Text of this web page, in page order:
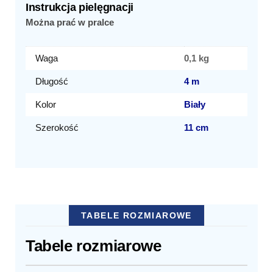
Instrukcja pielęgnacji
Można prać w pralce
Waga 0,1 kg
Długość 4 m
Kolor Biały
Szerokość 11 cm
TABELE ROZMIAROWE
Tabele rozmiarowe